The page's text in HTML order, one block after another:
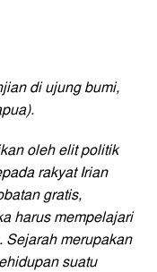
di ujung bumi,
oleh elit politik
rakyat Irian
gratis,
harus mempelajari
Sejarah merupakan
suatu